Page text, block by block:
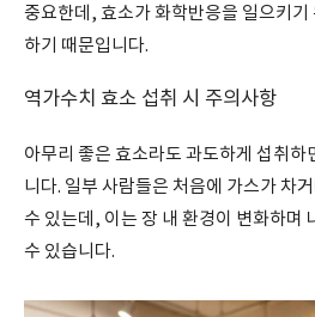
중요한데, 효소가 화학반응을 일으키기
하기 때문입니다.
역가수치 효소 섭취 시 주의사항
아무리 좋은 효소라도 과도하게 섭취하
니다. 일부 사람들은 처음에 가스가 차
수 있는데, 이는 장 내 환경이 변화하며
수 있습니다.